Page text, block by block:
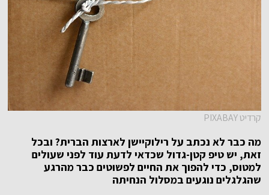
קרדיט PIXABAY
מה כבר לא נכתב על רילוקיישן לארצות הברית? ובכל
זאת, יש טיפ קטן-גדול שכדאי לדעת עוד לפני שעולים
למטוס, כדי להפוך את החיים לפשוטים כבר מהרגע
שהגלגלים נוגעים במסלול הנחיתה